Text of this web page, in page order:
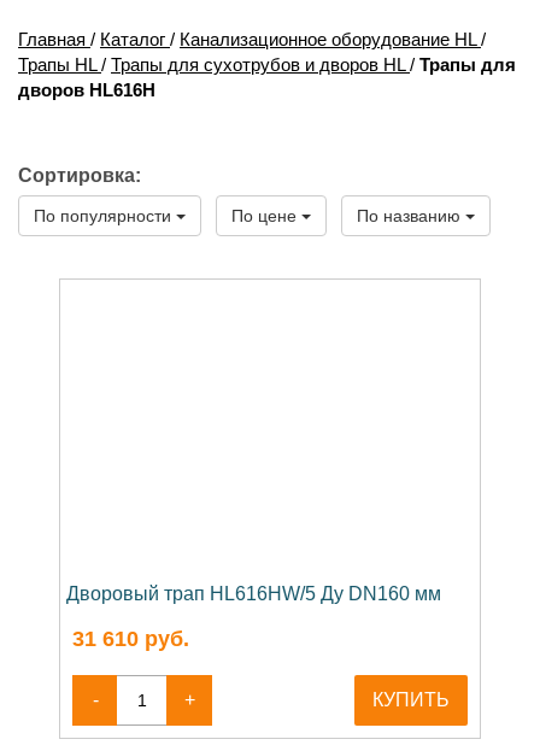
Главная / Каталог / Канализационное оборудование HL /
Трапы HL / Трапы для сухотрубов и дворов HL / Трапы для
дворов HL616H
Сортировка:
По популярности По цене По названию
Дворовый трап HL616HW/5 Ду DN160 мм
31 610 руб.
- + КУПИТЬ